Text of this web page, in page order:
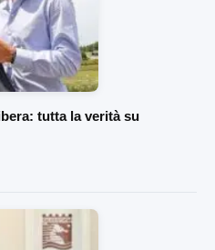
tutta la verità su